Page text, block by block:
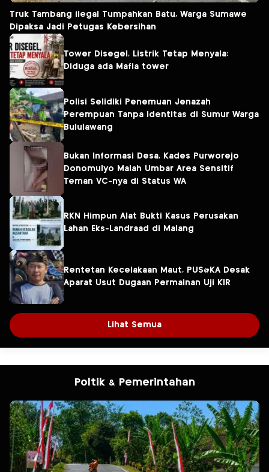
Truk Tambang ilegal Tumpahkan Batu, Warga Sumawe
Dipaksa Jadi Petugas Kebersihan
Tower Disegel, Listrik Tetap Menyala:
Diduga ada Mafia tower
Polisi Selidiki Penemuan Jenazah
Perempuan Tanpa Identitas di Sumur Warga
Bululawang
Bukan Informasi Desa, Kades Purworejo
Donomulyo Malah Umbar Area Sensitif
Teman VC-nya di Status WA
RKN Himpun Alat Bukti Kasus Perusakan
Lahan Eks-Landraad di Malang
Rentetan Kecelakaan Maut, PUS@KA Desak
Aparat Usut Dugaan Permainan Uji KIR
Lihat Semua
Poltik & Pemerintahan